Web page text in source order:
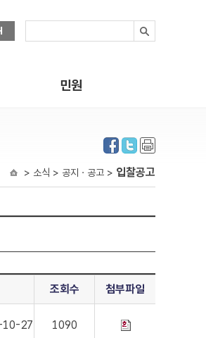
민원
> 소식 > 공지ㆍ공고 > 입찰공고
조회수 첨부파일
27 1090